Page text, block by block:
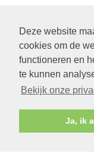
Deze website
cookies om de
functioneren en
te kunnen
Bekijk onze
Ja, ik
klik op het plaatje
LOGIN
KLIK HIER